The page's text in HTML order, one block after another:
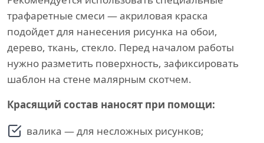
трафаретные смеси — акриловая краска
подойдет для нанесения рисунка на обои,
дерево, ткань, стекло. Перед началом работы
нужно разметить поверхность, зафиксировать
шаблон на стене малярным скотчем.
Красящий состав наносят при помощи:
валика — для несложных рисунков;